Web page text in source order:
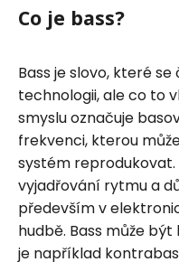
Co je bass?
Bass je slovo, které
technologii, ale co to
smyslu označuje
frekvenci, kterou
systém reprodukovat.
vyjadřování rytmu a
především v
hudbě. Bass může
je například